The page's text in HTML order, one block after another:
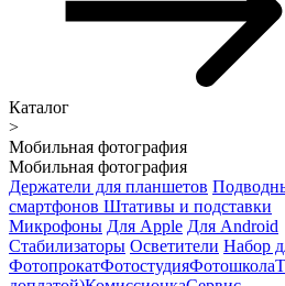
Каталог
>
Мобильная фотография
Мобильная фотография
Держатели для планшетов
смартфонов Штативы и подставки
Микрофоны Для Apple Для Android
Стабилизаторы Осветители Набор
ФотопрокатФотостудияФотошкола